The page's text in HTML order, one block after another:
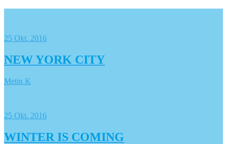
25 Okt. 2016
NEW YORK CITY
Metin K
25 Okt. 2016
WINTER IS COMING